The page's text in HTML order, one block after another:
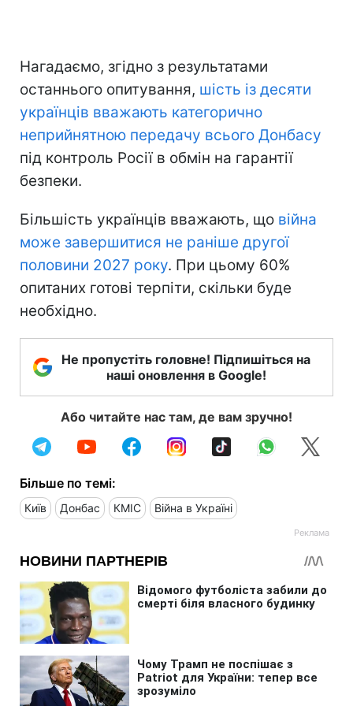
Нагадаємо, згідно з результатами
останнього опитування, шість із десяти
українців вважають категорично
неприйнятною передачу всього Донбасу
під контроль Росії в обмін на гарантії
безпеки.
Більшість українців вважають, що війна
може завершитися не раніше другої
половини 2027 року. При цьому 60%
опитаних готові терпіти, скільки буде
необхідно.
Не пропустіть головне! Підпишіться на
наші оновлення в Google!
Або читайте нас там, де вам зручно!
Більше по темі:
Київ Донбас КМІС Війна в Україні